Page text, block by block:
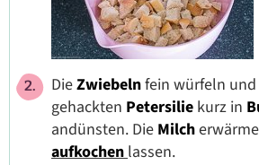
DieZwiebelnfein würfeln
gehackten Petersilie kurz in
andünsten. Die Milch
aufkochenlassen.